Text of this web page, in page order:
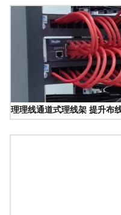
理理线通道式理线架 提升布